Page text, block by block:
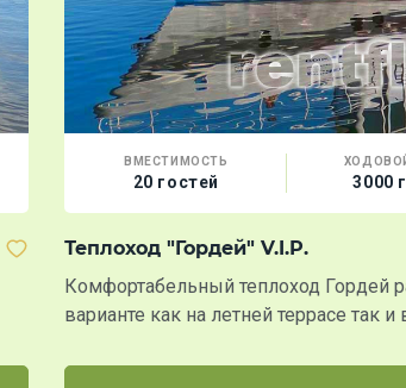
ВМЕСТИМОСТЬ
20 гостей 3000
Теплоход "Гордей" V.I.P.
Комфортабельный теплоход Гордей
варианте как на летней террасе так и